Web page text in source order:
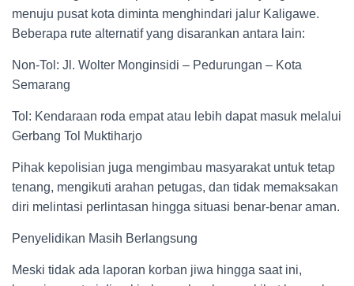
menuju pusat kota diminta menghindari jalur Kaligawe.
Beberapa rute alternatif yang disarankan antara lain:
Non-Tol: Jl. Wolter Monginsidi – Pedurungan – Kota
Semarang
Tol: Kendaraan roda empat atau lebih dapat masuk melalui
Gerbang Tol Muktiharjo
Pihak kepolisian juga mengimbau masyarakat untuk tetap
tenang, mengikuti arahan petugas, dan tidak memaksakan
diri melintasi perlintasan hingga situasi benar-benar aman.
Penyelidikan Masih Berlangsung
Meski tidak ada laporan korban jiwa hingga saat ini,